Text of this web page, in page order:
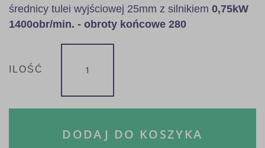
średnicy tulei wyjściowej 25mm z silnikiem 0,75kW
1400obr/min. - obroty końcowe 280
ILOŚĆ
DODAJ DO KOSZYKA